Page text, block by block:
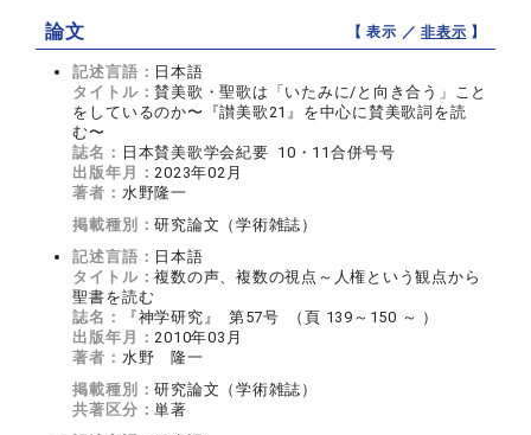
論文 【 表示 ／非表示 】
記述言語： 日本語
タイトル：賛美歌・聖歌は「いたみに/と向き合う」こと
をしているのか〜『讃美歌21』を中心に賛美歌詞を読
む〜
誌名： 日本賛美歌学会紀要 10・11合併号号
出版年月：2023年02月
著者： 水野隆一
掲載種別：研究論文（学術雑誌）
記述言語： 日本語
タイトル：複数の声、複数の視点～人権という観点から
聖書を読む
誌名：
『神学研究』 第57号 （頁 139～150 ～ ）
出版年月：2010年03月
著者： 水野 隆一
掲載種別：研究論文（学術雑誌）
共著区分：単著